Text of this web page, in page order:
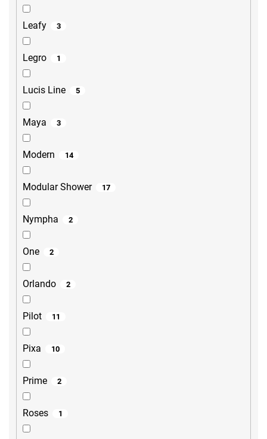
Leafy 3
Legro 1
Lucis Line 5
Maya 3
Modern 14
Modular Shower 17
Nympha 2
One 2
Orlando 2
Pilot 11
Pixa 10
Prime 2
Roses 1